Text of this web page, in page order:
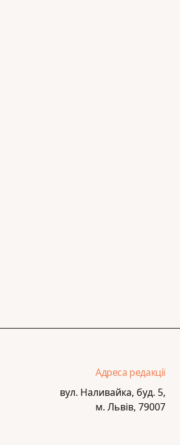
Адреса редакції
вул. Наливайка, буд. 5,
м. Львів, 79007